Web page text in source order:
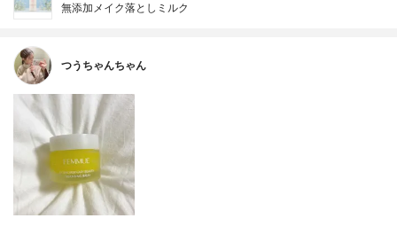
無添加メイク落としミルク
つうちゃんちゃん